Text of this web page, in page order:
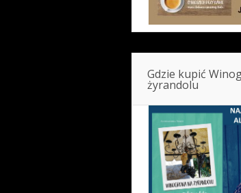
Gdzie kupić
żyrandolu